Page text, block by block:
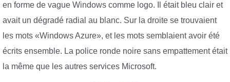
en forme de vague Windows comme logo. Il était bleu clair et
avait un dégradé radial au blanc. Sur la droite se trouvaient
les mots «Windows Azure», et les mots semblaient avoir été
écrits ensemble. La police ronde noire sans empattement était
la même que les autres services Microsoft.